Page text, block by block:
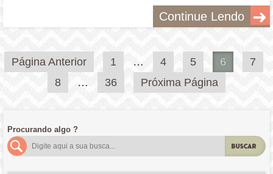
Continue Lendo
Paginação
Página Anterior 1 … 4 5 6
7
8
… 36 Próxima Página
Procurando algo ?
BUSCAR